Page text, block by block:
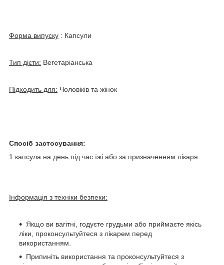
Форма випуску : Капсули
Тип дієти: Вегетаріанська
Підходить для: Чоловіків та жінок
Спосіб застосування:
1 капсула на день під час їжі або за призначенням лікаря.
Інформація з техніки безпеки:
Якщо ви вагітні, годуєте грудьми або приймаєте якісь
ліки, проконсультуйтеся з лікарем перед
використанням.
Припиніть використання та проконсультуйтеся з